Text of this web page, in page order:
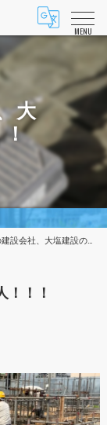
MENU
大
！
会社、大塩建設の求人！！！
！！